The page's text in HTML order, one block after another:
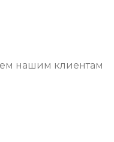
нашим клиентам